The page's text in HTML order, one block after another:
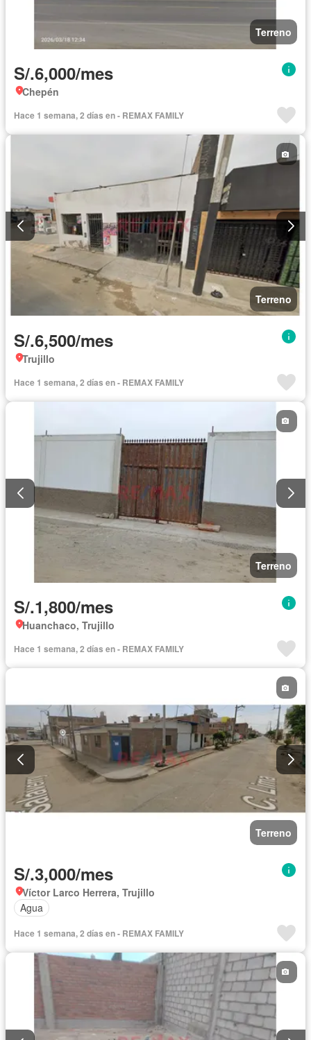
Terreno
S/.6,000/mes
Chepén
Hace 1 semana, 2 días en - REMAX FAMILY
Terreno
S/.6,500/mes
Trujillo
Hace 1 semana, 2 días en - REMAX FAMILY
Terreno
S/.1,800/mes
Huanchaco, Trujillo
Hace 1 semana, 2 días en - REMAX FAMILY
Terreno
S/.3,000/mes
Víctor Larco Herrera, Trujillo
Agua
Hace 1 semana, 2 días en - REMAX FAMILY